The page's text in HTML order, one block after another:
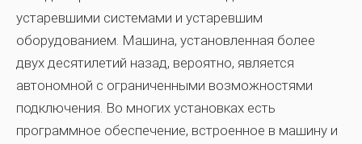
устаревшими системами и устаревшим
оборудованием. Машина, установленная более
двух десятилетий назад, вероятно, является
автономной с ограниченными возможностями
подключения. Во многих установках есть
программное обеспечение, встроенное в машину и